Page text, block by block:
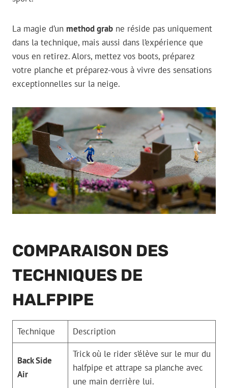
La magie d’un method grab ne réside pas uniquement
dans la technique, mais aussi dans l’expérience que
vous en retirez. Alors, mettez vos boots, préparez
votre planche et préparez-vous à vivre des sensations
exceptionnelles sur la neige.
COMPARAISON DES
TECHNIQUES DE
HALFPIPE
Technique Description
Back Side
Air
Trick où le rider s’élève sur le mur du
halfpipe et attrape sa planche avec
une main derrière lui.